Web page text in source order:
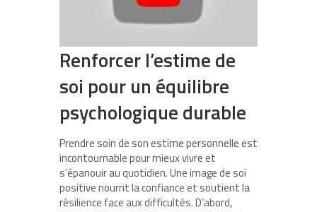
Renforcer l’estime de
soi pour un équilibre
psychologique durable
Prendre soin de son estime personnelle est
incontournable pour mieux vivre et
s’épanouir au quotidien. Une image de soi
positive nourrit la confiance et soutient la
résilience face aux difficultés. D’abord,